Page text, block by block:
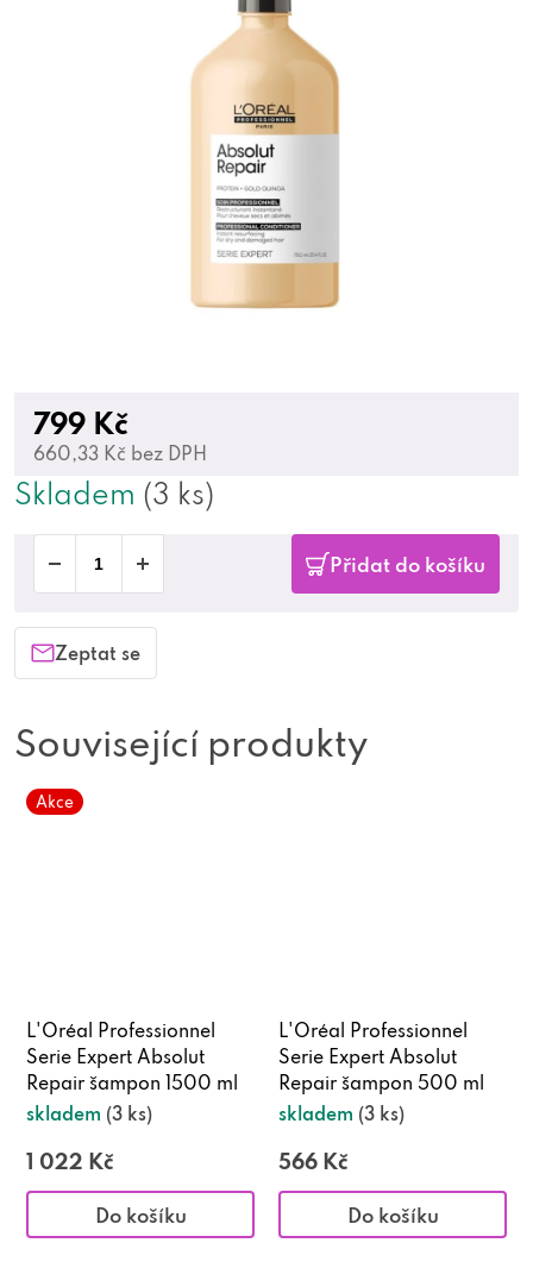
799 Kč
660,33 Kč bez DPH
Skladem (3 ks)
Přidat do košíku
Zeptat se
Související produkty
Akce
L'Oréal Professionnel
Serie Expert Absolut
Repair šampon 1500 ml
skladem (3 ks)
1 022 Kč
Do košíku
L'Oréal Professionnel
Serie Expert Absolut
Repair šampon 500 ml
skladem (3 ks)
566 Kč
Do košíku